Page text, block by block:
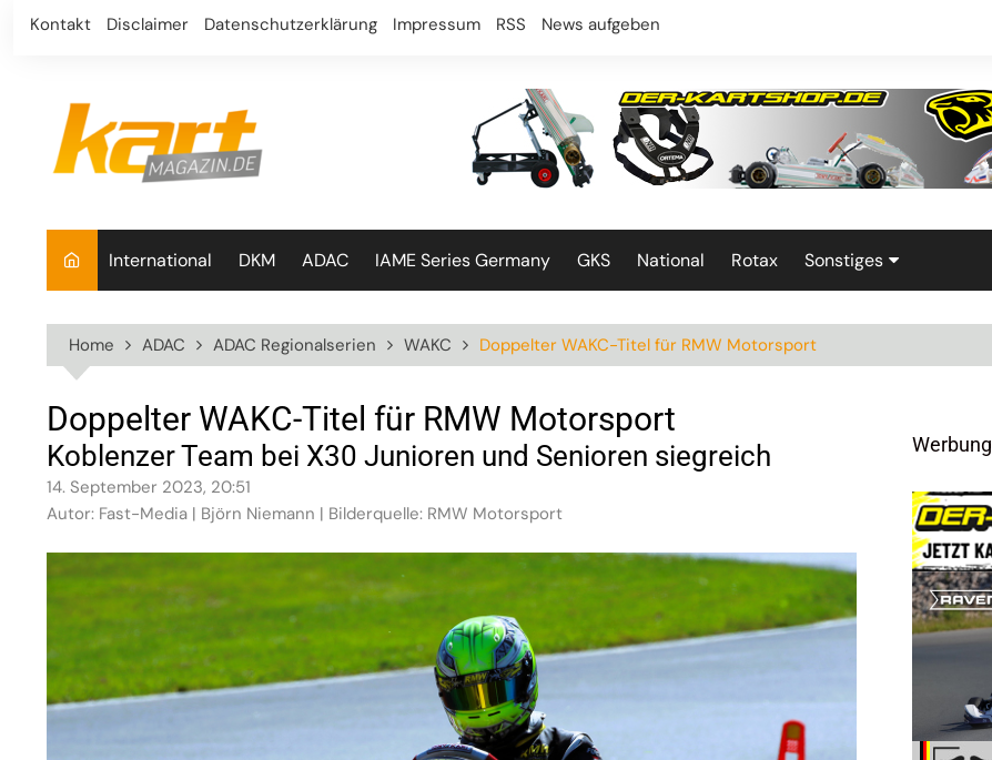
Skip
Kontakt Disclaimer Datenschutzerklärung Impressum RSS News aufgeben
International DKM ADAC IAME Series Germany GKS National Rotax Sonstiges
Home ADAC ADAC Regionalserien WAKC Doppelter WAKC-Titel für RMW Motorsport
Doppelter WAKC-Titel für RMW Motorsport
Koblenzer Team bei X30 Junioren und Senioren siegreich
14. September 2023, 20:51
Autor: Fast-Media | Björn Niemann | Bilderquelle: RMW Motorsport
Werbung